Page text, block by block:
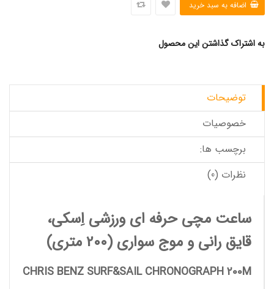
به اشتراک گذاشتن این محصول
توضیحات
خصوصیات
برچسب ها:
نظرات (0)
ساعت مچی حرفه ای ورزشی اِسکی،
قایق رانی و موج سواری (200 متری)
CHRIS BENZ SURF&SAIL CHRONOGRAPH 200M